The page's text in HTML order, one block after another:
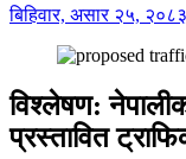
बिहिवार, असार २५, २०८३
विश्लेषण:
प्रस्तावित